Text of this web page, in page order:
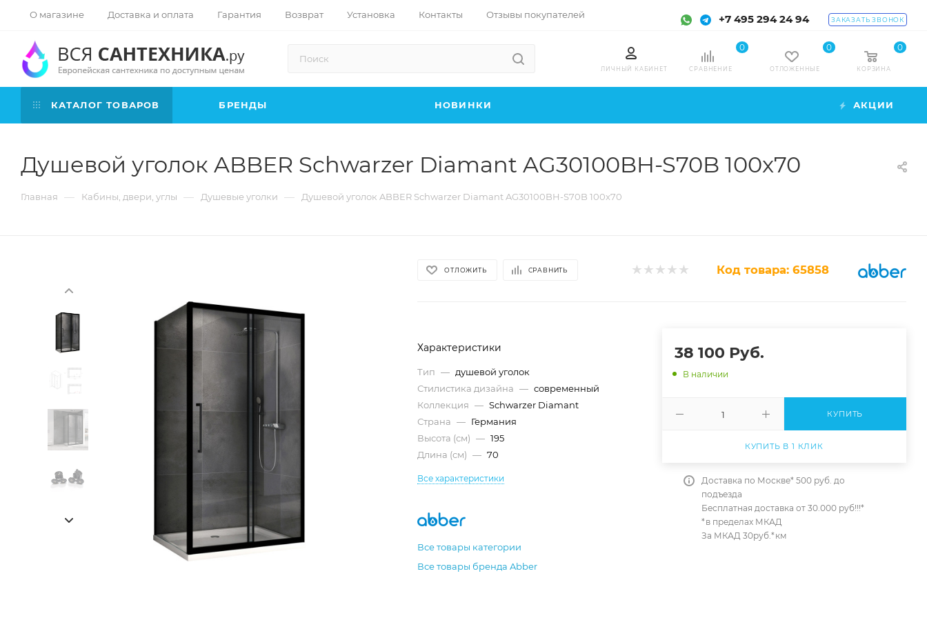
О магазине Доставка и оплата Гарантия Возврат Установка Контакты Отзывы покупателей +7 495 294 24 94 ЗАКАЗАТЬ ЗВОНОК
ЛИЧНЫЙ КАБИНЕТ СРАВНЕНИЕ
0
ОТЛОЖЕННЫЕ
0
КОРЗИНА
0
КАТАЛОГ ТОВАРОВ БРЕНДЫ НОВИНКИ АКЦИИ
Душевой уголок ABBER Schwarzer Diamant AG30100BH-S70B 100x70
Главная — Кабины, двери, углы — Душевые уголки — Душевой уголок ABBER Schwarzer Diamant AG30100BH-S70B 100x70
ОТЛОЖИТЬ СРАВНИТЬ Код товара: 65858
Характеристики
Тип — душевой уголок
Стилистика дизайна — современный
Коллекция — Schwarzer Diamant
Страна — Германия
Высота (см) — 195
Длина (см) — 70
Все характеристики
Все товары категории
Все товары бренда Abber
38 100 Руб.
В наличии
КУПИТЬ
КУПИТЬ В 1 КЛИК
Доставка по Москве* 500 руб. до
подъезда
Бесплатная доставка от 30.000 руб!!!*
*в пределах МКАД
За МКАД 30руб.*км